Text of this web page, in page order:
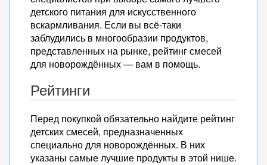
детского питания для искусственного
вскармливания. Если вы всё-таки
заблудились в многообразии продуктов,
представленных на рынке, рейтинг смесей
для новорождённых — вам в помощь.
Рейтинги
Перед покупкой обязательно найдите рейтинг
детских смесей, предназначенных
специально для новорождённых. В них
указаны самые лучшие продукты в этой нише.